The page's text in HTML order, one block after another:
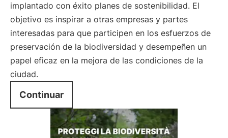
implantado con éxito planes de sostenibilidad. El
objetivo es inspirar a otras empresas y partes
interesadas para que participen en los esfuerzos de
preservación de la biodiversidad y desempeñen un
papel eficaz en la mejora de las condiciones de la
ciudad.
Continuar